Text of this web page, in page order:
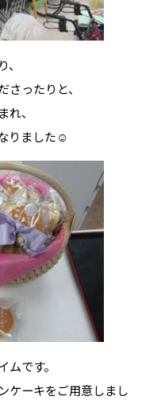
ったりと、
、
りました☺️
です。
ケーキをご用意しまし